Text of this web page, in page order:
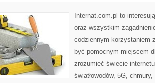
Internat.com.pl to
oraz wszystkim
codziennym korzystaniem
być pomocnym miejscem
zrozumieć świecie
światłowodów, 5G,